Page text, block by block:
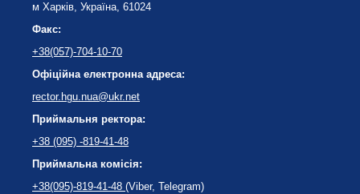
м Харків, Україна, 61024
Факс:
+38(057)-704-10-70
Офіційна електронна адреса:
rector.hgu.nua@ukr.net
Приймальня ректора:
+38 (095) -819-41-48
Приймальна комісія:
+38(095)-819-41-48 (Viber, Telegram)